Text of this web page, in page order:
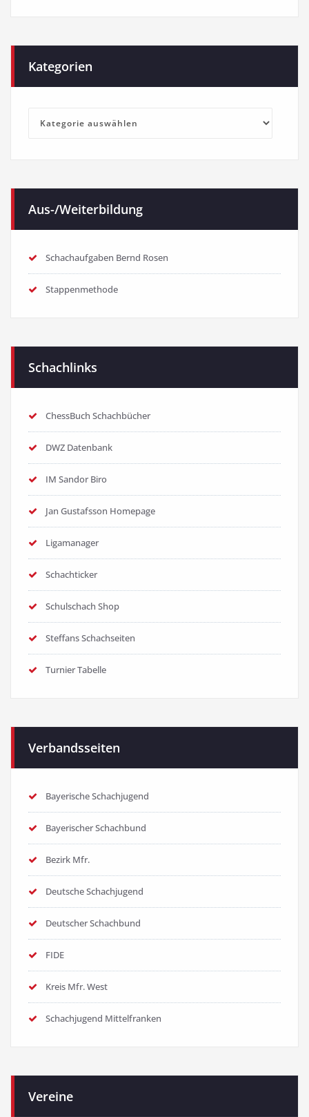
Kategorien
Kategorien
Aus-/Weiterbildung
Schachaufgaben Bernd Rosen
Stappenmethode
Schachlinks
ChessBuch Schachbücher
DWZ Datenbank
IM Sandor Biro
Jan Gustafsson Homepage
Ligamanager
Schachticker
Schulschach Shop
Steffans Schachseiten
Turnier Tabelle
Verbandsseiten
Bayerische Schachjugend
Bayerischer Schachbund
Bezirk Mfr.
Deutsche Schachjugend
Deutscher Schachbund
FIDE
Kreis Mfr. West
Schachjugend Mittelfranken
Vereine